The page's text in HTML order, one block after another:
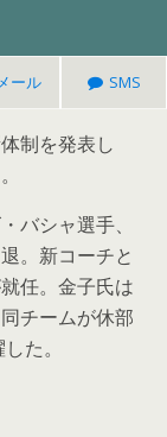
ール SMS
制を発表し
バシャ選手、
。新コーチと
任。金子氏は
チームが休部
た。